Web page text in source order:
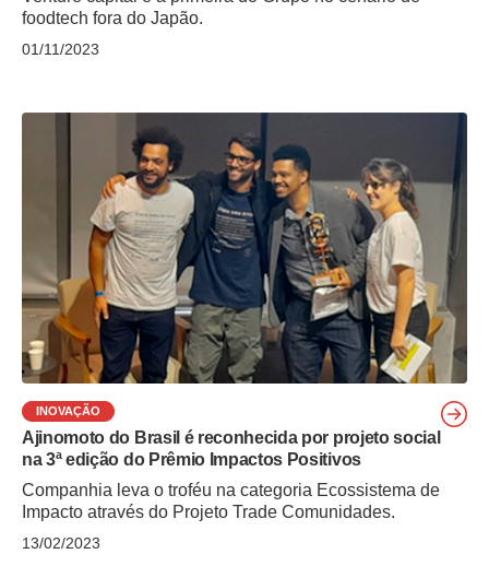
foodtech fora do Japão.
01/11/2023
INOVAÇÃO
Ajinomoto do Brasil é reconhecida por projeto social
na 3ª edição do Prêmio Impactos Positivos
Companhia leva o troféu na categoria Ecossistema de
Impacto através do Projeto Trade Comunidades.
13/02/2023